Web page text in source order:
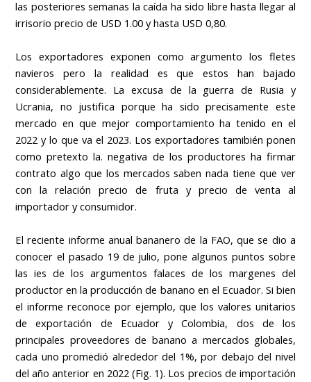
las posteriores semanas la caída ha sido libre hasta llegar al
irrisorio precio de USD 1.00 y hasta USD 0,80.
Los exportadores exponen como argumento los fletes
navieros pero la realidad es que estos han bajado
considerablemente. La excusa de la guerra de Rusia y
Ucrania, no justifica porque ha sido precisamente este
mercado en que mejor comportamiento ha tenido en el
2022 y lo que va el 2023. Los exportadores tamibién ponen
como pretexto la. negativa de los productores ha firmar
contrato algo que los mercados saben nada tiene que ver
con la relación precio de fruta y precio de venta al
importador y consumidor.
El reciente informe anual bananero de la FAO, que se dio a
conocer el pasado 19 de julio, pone algunos puntos sobre
las ies de los argumentos falaces de los margenes del
productor en la producción de banano en el Ecuador. Si bien
el informe reconoce por ejemplo, que los valores unitarios
de exportación de Ecuador y Colombia, dos de los
principales proveedores de banano a mercados globales,
cada uno promedió alrededor del 1%, por debajo del nivel
del año anterior en 2022 (Fig. 1). Los precios de importación